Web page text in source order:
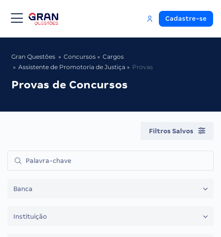
Cadastre-se
Gran Questões Concursos
Cargos
Assistente de Promotoria de Justiça
Provas
Provas de Concursos
Filtros Salvos
Banca
Instituição